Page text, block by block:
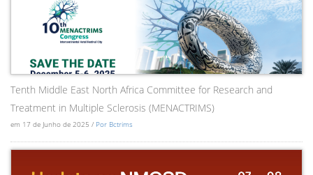
Tenth Middle East North Africa Committee for Research and
Treatment in Multiple Sclerosis (MENACTRIMS)
em 17 de Junho de 2025 / Por Bctrims